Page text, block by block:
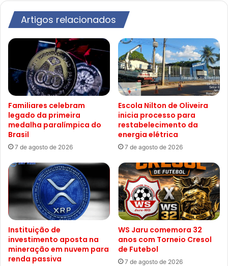
Artigos relacionados
Familiares celebram
legado da primeira
medalha paralímpica do
Brasil
7 de agosto de 2026
Escola Nilton de Oliveira
inicia processo para
restabelecimento da
energia elétrica
7 de agosto de 2026
Instituição de
investimento aposta na
mineração em nuvem para
renda passiva
WS Jaru comemora 32
anos com Torneio Cresol
de Futebol
7 de agosto de 2026